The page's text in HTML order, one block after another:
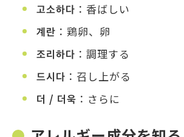
고소하다 ：香ばしい
계란 ：鶏卵、卵
조리하다 ：調理する
드시다 ：召し上がる
더 / 더욱 ：さらに